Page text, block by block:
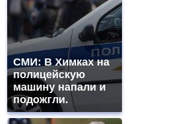
СМИ: В Химках на
полицейскую
машину напали и
подожгли.